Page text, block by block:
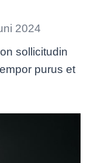
2024
sollicitudin
purus et